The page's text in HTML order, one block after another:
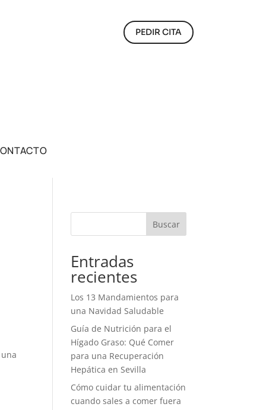
PEDIR CITA
Buscar
Entradas
recientes
Los 13 Mandamientos para
una Navidad Saludable
Guía de Nutrición para el
Hígado Graso: Qué Comer
para una Recuperación
Hepática en Sevilla
Cómo cuidar tu alimentación
cuando sales a comer fuera